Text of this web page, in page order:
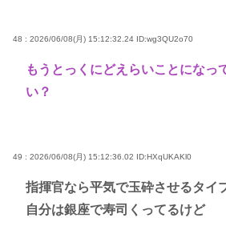
48 : 2026/06/08(月) 15:12:32.24 ID:wg3QU2o70
もうとっくにどえらいことになっ
い？
49 : 2026/06/08(月) 15:12:36.02 ID:HXqUKAKl0
指揮官なら平気で玉砕させるタイ
自分は銀座で寿司くってるけど